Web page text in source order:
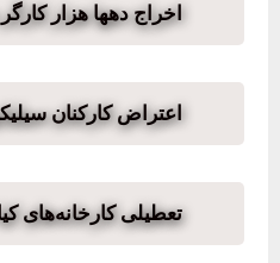
اخراج دهها هزار
اعتراض کارکنان
تعطیلی کارخانه‌های